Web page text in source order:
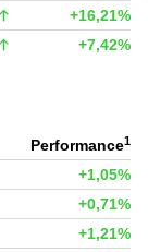
+16,21%
+7,42%
Performance1
+1,05%
+0,71%
+1,21%